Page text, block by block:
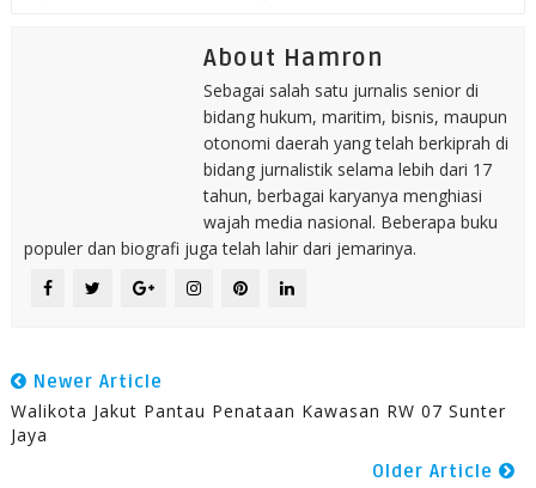
About Hamron
Sebagai salah satu jurnalis senior di
bidang hukum, maritim, bisnis, maupun
otonomi daerah yang telah berkiprah di
bidang jurnalistik selama lebih dari 17
tahun, berbagai karyanya menghiasi
wajah media nasional. Beberapa buku
populer dan biografi juga telah lahir dari jemarinya.
Newer Article
Walikota Jakut Pantau Penataan Kawasan RW 07 Sunter
Jaya
Older Article